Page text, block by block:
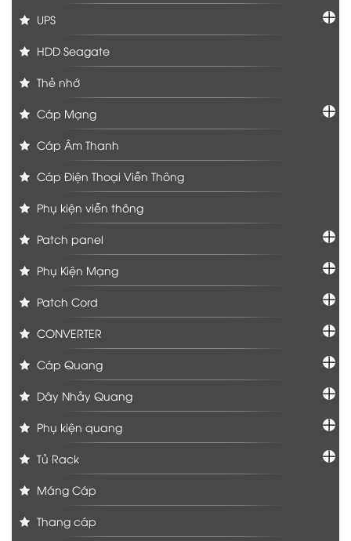
UPS
HDD Seagate
Thẻ nhớ
Cáp Mạng
Cáp Âm Thanh
Cáp Điện Thoại Viễn Thông
Phụ kiện viễn thông
Patch panel
Phụ Kiện Mạng
Patch Cord
CONVERTER
Cáp Quang
Dây Nhảy Quang
Phụ kiện quang
Tủ Rack
Máng Cáp
Thang cáp